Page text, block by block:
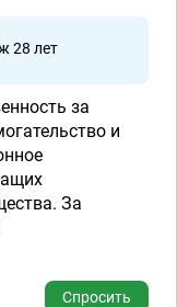
28 лет
за
и
За
Спросить